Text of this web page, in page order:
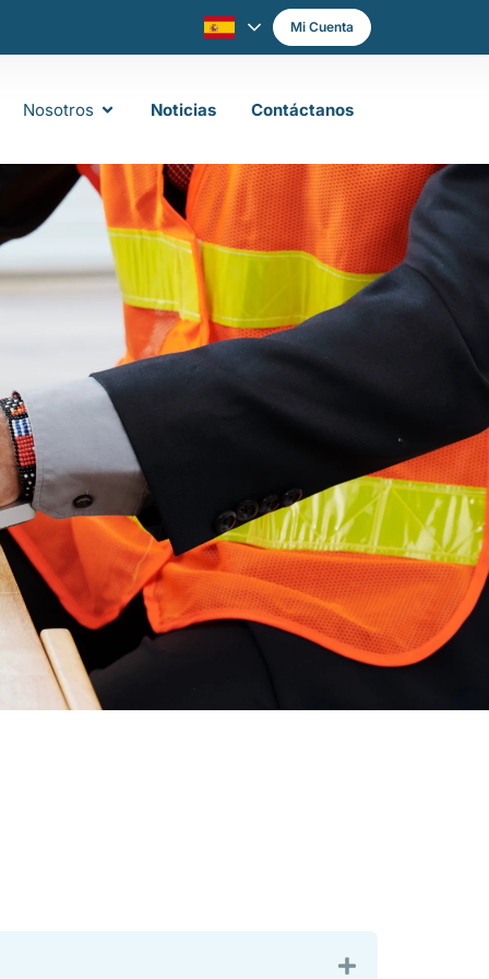
Mi Cuenta
Nosotros Noticias Contáctanos